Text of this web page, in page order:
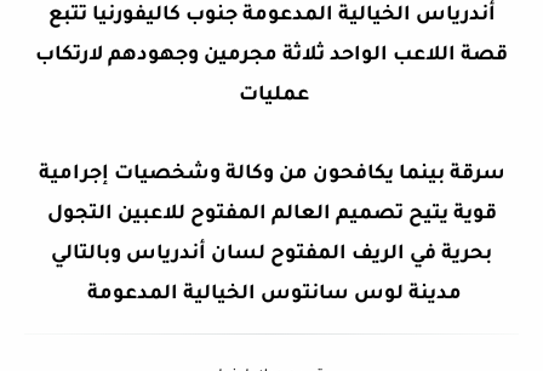
أندرياس الخيالية المدعومة جنوب كاليفورنيا تتبع
قصة اللاعب الواحد ثلاثة مجرمين وجهودهم لارتكاب
عمليات
سرقة بينما يكافحون من وكالة وشخصيات إجرامية
قوية يتيح تصميم العالم المفتوح للاعبين التجول
بحرية في الريف المفتوح لسان أندرياس وبالتالي
مدينة لوس سانتوس الخيالية المدعومة